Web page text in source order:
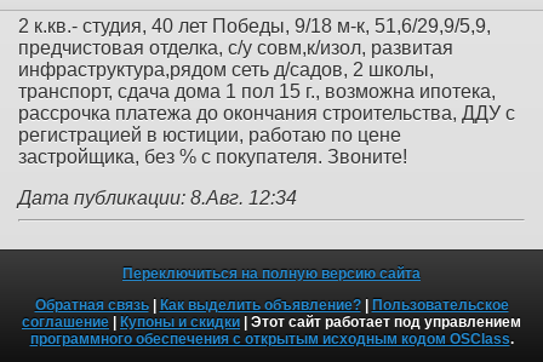
2 к.кв.- студия, 40 лет Победы, 9/18 м-к, 51,6/29,9/5,9,
предчистовая отделка, с/у совм,к/изол, развитая
инфраструктура,рядом сеть д/садов, 2 школы,
транспорт, сдача дома 1 пол 15 г., возможна ипотека,
рассрочка платежа до окончания строительства, ДДУ с
регистрацией в юстиции, работаю по цене
застройщика, без % с покупателя. Звоните!
Дата публикации: 8.Авг. 12:34
Переключиться на полную версию сайта
Обратная связь| Как выделить объявление?| Пользовательское
соглашение | Купоны и скидки | Этот сайт работает под управлением
программного обеспечения с открытым исходным кодом OSClass.